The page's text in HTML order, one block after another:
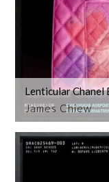
James Chiew
Lenticular Chanel